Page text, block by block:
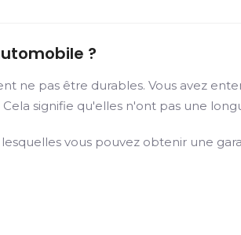
?
ne pas être durables. Vous avez
signifie qu'elles n'ont pas une
vous pouvez obtenir une